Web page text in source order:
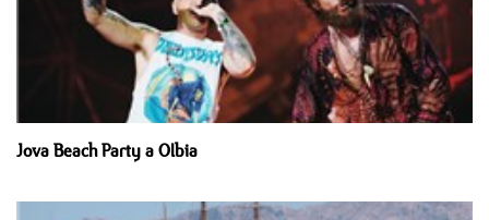
Jova Beach Party a Olbia